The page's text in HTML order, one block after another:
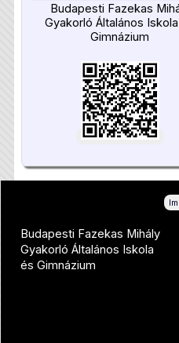
Budapesti Fazekas
Gyakorló Általános
Gimnázium
Budapesti Fazekas Mihály
Gyakorló Általános Iskola
és Gimnázium